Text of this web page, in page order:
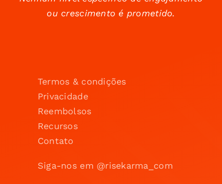
ou crescimento é prometido.
Termos & condições
Privacidade
Reembolsos
Recursos
Contato
Siga-nos em @risekarma_com